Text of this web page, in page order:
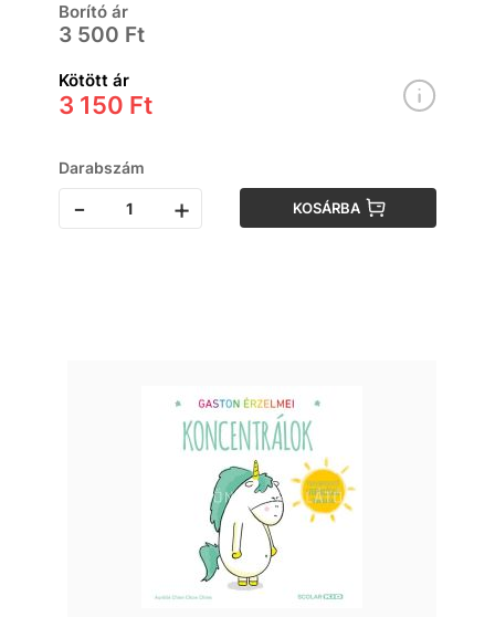
Borító ár
3 500 Ft
Kötött ár
3 150 Ft
Darabszám
- + KOSÁRBA